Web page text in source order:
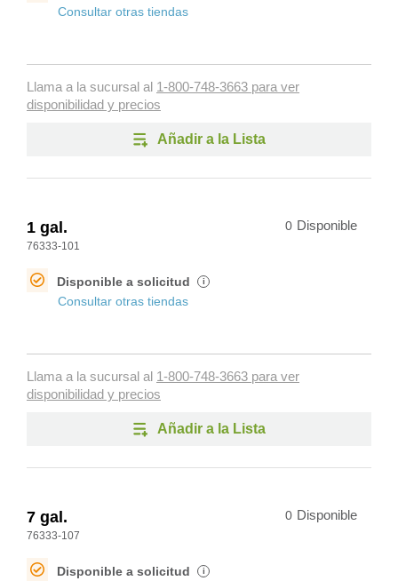
Consultar otras tiendas
Llama a la sucursal al 1-800-748-3663 para ver
disponibilidad y precios
Añadir a la Lista
1 gal.
76333-101
0 Disponible
Disponible a solicitud i
Consultar otras tiendas
Llama a la sucursal al 1-800-748-3663 para ver
disponibilidad y precios
Añadir a la Lista
7 gal.
76333-107
0 Disponible
Disponible a solicitud i